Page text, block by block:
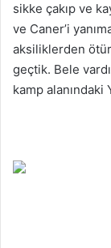
sikke çakıp ve
ve Caner’i
aksiliklerden
geçtik. Bele
kamp alanındaki